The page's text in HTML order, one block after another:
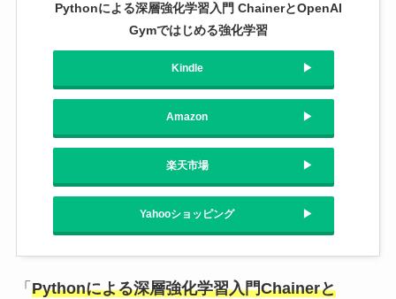
Pythonによる深層強化学習入門 ChainerとOpenAI
Gymではじめる強化学習
Kindle
Amazon
楽天市場
Yahooショッピング
「 Pythonによる深層強化学習入門Chainerと